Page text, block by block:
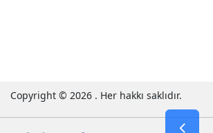
Copyright © 2026 . Her hakkı saklıdır.